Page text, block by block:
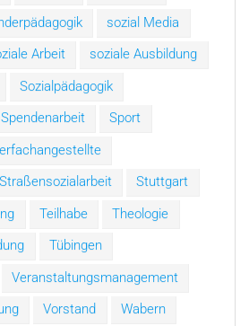
sozial Media
Arbeit
soziale Ausbildung
Sozialpädagogik
Spendenarbeit
Sport
Straßensozialarbeit
Stuttgart
Teilhabe
Theologie
Tübingen
Veranstaltungsmanagement
Vorstand
Wabern